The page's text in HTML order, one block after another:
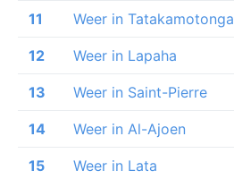
11 Weer in Tatakamotonga
12 Weer in Lapaha
13 Weer in Saint-Pierre
14 Weer in Al-Ajoen
15 Weer in Lata